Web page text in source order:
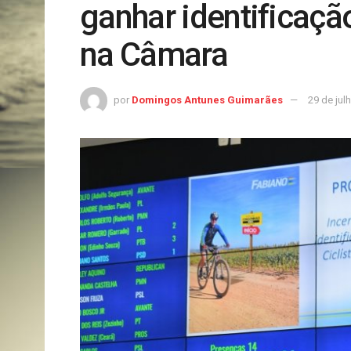
ganhar
na Câmara
por Domingos Antunes Guimarães 29 de